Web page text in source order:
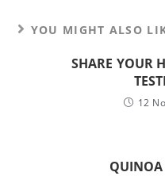
YOU MIGHT ALSO
SHARE YOUR
12
QUINOA